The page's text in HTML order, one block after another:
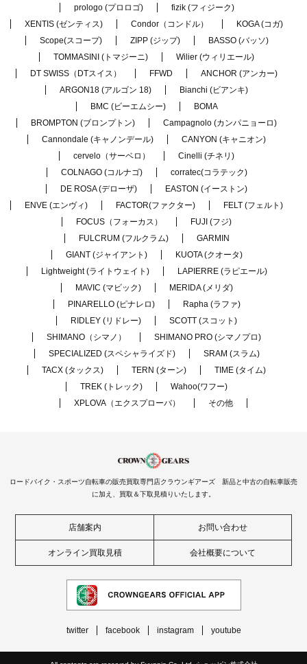
prologo (プロロゴ)
fizik (フィジーク)
XENTIS (ゼンティス)
Condor（コンドル）
KOGA (コガ)
Scope(スコープ)
ZIPP (ジップ)
BASSO (バッソ)
TOMMASINI (トマジーニ)
Wilier (ウィリエール)
DT SWISS（DTスイス）
FFWD
ANCHOR (アンカー)
ARGON18 (アルゴン 18)
Bianchi (ビアンキ)
BMC (ビーエムシー)
BOMA
BROMPTON (ブロンプトン)
Campagnolo (カンパニョーロ)
Cannondale (キャノンデール)
CANYON (キャニオン)
cervelo（サーベロ）
Cinelli (チネリ)
COLNAGO (コルナゴ)
corratec(コラテック)
DE ROSA (デローザ)
EASTON (イーストン)
ENVE (エンヴィ)
FACTOR(ファクター)
FELT (フェルト)
FOCUS（フォーカス）
FUJI (フジ)
FULCRUM (フルクラム)
GARMIN
GIANT (ジャイアント)
KUOTA (クオータ)
Lightweight (ライトウェイト)
LAPIERRE (ラピエール)
MAVIC (マビック)
MERIDA (メリダ)
PINARELLO (ピナレロ)
Rapha (ラファ)
RIDLEY (リドレー)
SCOTT (スコット)
SHIMANO（シマノ）
SHIMANO PRO (シマノプロ)
SPECIALIZED (スペシャライズド)
SRAM (スラム)
TACX (タックス)
TERN (ターン)
TIME (タイム)
TREK (トレック)
Wahoo(ワフー)
XPLOVA（エクスプローバ）
その他
ロードバイク・スポーツ自転車の販売買取専門店クラウンギアーズ 新品と中古の自転車販売
に加え、買取＆下取見積りいたします。
店舗案内 お問い合わせ
オンライン買取見積 会社概要について
twitter facebook instagram youtube